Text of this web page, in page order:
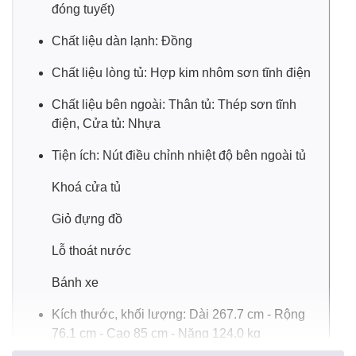
thuận tiện và tránh thất thoát hơi lạnh.
Gas R600alàm lạnh nhanh, tiết kiệm điện
Tủ đôngđược trang bị gas R600a giúp làm lạnh
nhanh, được đánh giá là thân thiện với môi trường và giúp
tiết kiệm chi phí tiền điện hằng tháng của gia đình.
đóng tuyết)
Chất liệu dàn lạnh: Đồng
Chất liệu lòng tủ: Hợp kim nhôm sơn tĩnh điện
Chất liệu bên ngoài: Thân tủ: Thép sơn tĩnh
điện, Cửa tủ: Nhựa
Tiện ích: Nút điều chỉnh nhiệt độ bên ngoài tủ
Khoá cửa tủ
Giỏ đựng đồ
Lỗ thoát nước
Bánh xe
Kích thước, khối lượng: Dài 267.7 cm - Rộng
76.1 cm - Cao 85 cm - Nặng 124.0 kg